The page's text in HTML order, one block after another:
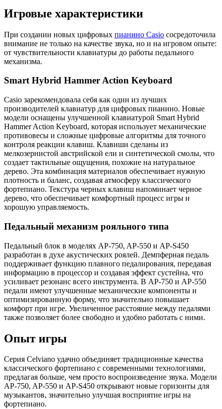
Игровые характеристики
При создании новых цифровых пианино Casio сосредоточила
внимание не только на качестве звука, но и на игровом опыте:
от чувствительности клавиатуры до работы педального
механизма.
Smart Hybrid Hammer Action Keyboard
Casio зарекомендовала себя как один из лучших
производителей клавиатур для цифровых пианино. Новые
модели оснащены улучшенной клавиатурой Smart Hybrid
Hammer Action Keyboard, которая использует механические
противовесы и сложные цифровые алгоритмы для точного
контроля реакции клавиш. Клавиши сделаны из
мелкозернистой австрийской ели и синтетической смолы, что
создает тактильные ощущения, похожие на натуральное
дерево. Эта комбинация материалов обеспечивает нужную
плотность и баланс, создавая атмосферу классического
фортепиано. Текстура черных клавиш напоминает черное
дерево, что обеспечивает комфортный процесс игры и
хорошую управляемость.
Педальный механизм рояльного типа
Педальный блок в моделях AP-750, AP-550 и AP-S450
разработан в духе акустических роялей. Демпферная педаль
поддерживает функцию плавного педалирования, передавая
информацию в процессор и создавая эффект сустейна, что
усиливает резонанс всего инструмента. В AP-750 и AP-550
педали имеют улучшенные механические компоненты и
оптимизированную форму, что значительно повышает
комфорт при игре. Увеличенное расстояние между педалями
также позволяет более свободно и удобно работать с ними.
Опыт игры
Серия Celviano удачно объединяет традиционные качества
классического фортепиано с современными технологиями,
предлагая больше, чем просто воспроизведение звука. Модели
AP-750, AP-550 и AP-S450 открывают новые горизонты для
музыкантов, значительно улучшая восприятие игры на
фортепиано.